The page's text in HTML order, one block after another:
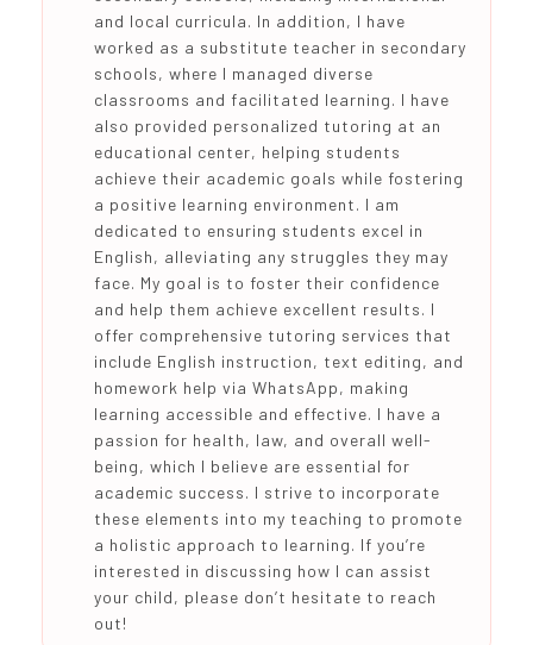
and local curricula. In addition, I have
worked as a substitute teacher in secondary
schools, where I managed diverse
classrooms and facilitated learning. I have
also provided personalized tutoring at an
educational center, helping students
achieve their academic goals while fostering
a positive learning environment. I am
dedicated to ensuring students excel in
English, alleviating any struggles they may
face. My goal is to foster their confidence
and help them achieve excellent results. I
offer comprehensive tutoring services that
include English instruction, text editing, and
homework help via WhatsApp, making
learning accessible and effective. I have a
passion for health, law, and overall well-
being, which I believe are essential for
academic success. I strive to incorporate
these elements into my teaching to promote
a holistic approach to learning. If you’re
interested in discussing how I can assist
your child, please don’t hesitate to reach
out!